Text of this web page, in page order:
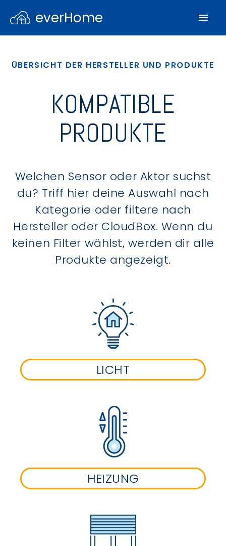
everHome
ÜBERSICHT DER HERSTELLER UND PRODUKTE
KOMPATIBLE
PRODUKTE
Welchen Sensor oder Aktor suchst
du? Triff hier deine Auswahl nach
Kategorie oder filtere nach
Hersteller oder CloudBox. Wenn du
keinen Filter wählst, werden dir alle
Produkte angezeigt.
LICHT
HEIZUNG